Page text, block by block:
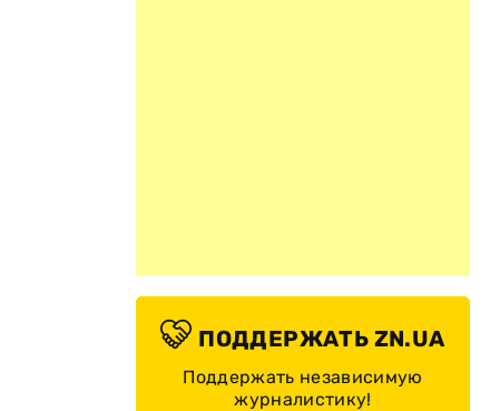
ПОДДЕРЖАТЬ ZN.UA
Поддержать независимую
журналистику!